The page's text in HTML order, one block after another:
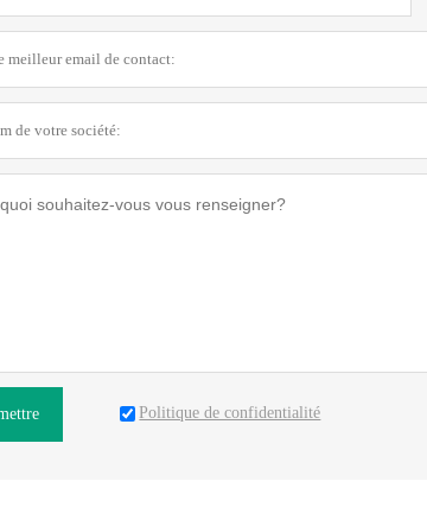
Politique de confidentialité